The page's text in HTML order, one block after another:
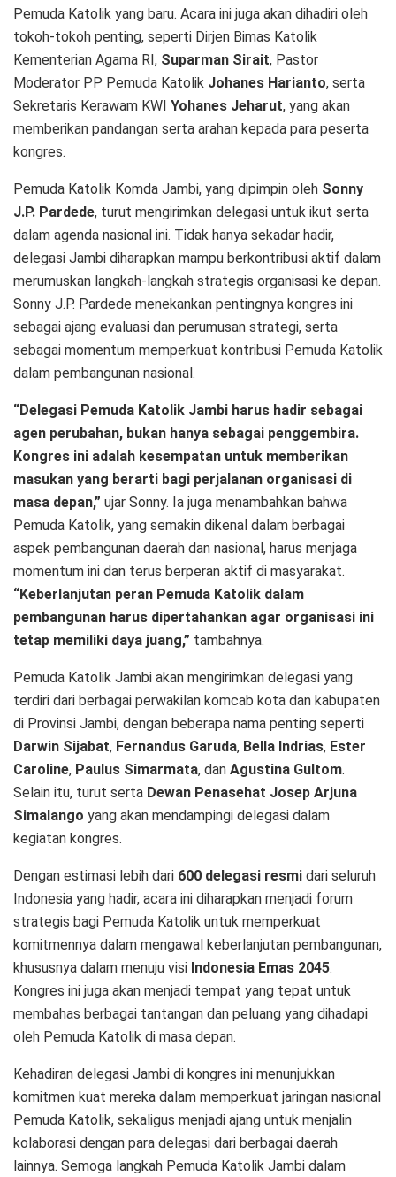
Pemuda Katolik yang baru. Acara ini juga akan dihadiri oleh
tokoh-tokoh penting, seperti Dirjen Bimas Katolik
Kementerian Agama RI, Suparman Sirait, Pastor
Moderator PP Pemuda Katolik Johanes Harianto, serta
Sekretaris Kerawam KWI Yohanes Jeharut, yang akan
memberikan pandangan serta arahan kepada para peserta
kongres.
Pemuda Katolik Komda Jambi, yang dipimpin oleh Sonny
J.P. Pardede, turut mengirimkan delegasi untuk ikut serta
dalam agenda nasional ini. Tidak hanya sekadar hadir,
delegasi Jambi diharapkan mampu berkontribusi aktif dalam
merumuskan langkah-langkah strategis organisasi ke depan.
Sonny J.P. Pardede menekankan pentingnya kongres ini
sebagai ajang evaluasi dan perumusan strategi, serta
sebagai momentum memperkuat kontribusi Pemuda Katolik
dalam pembangunan nasional.
“Delegasi Pemuda Katolik Jambi harus hadir sebagai
agen perubahan, bukan hanya sebagai penggembira.
Kongres ini adalah kesempatan untuk memberikan
masukan yang berarti bagi perjalanan organisasi di
masa depan,” ujar Sonny. Ia juga menambahkan bahwa
Pemuda Katolik, yang semakin dikenal dalam berbagai
aspek pembangunan daerah dan nasional, harus menjaga
momentum ini dan terus berperan aktif di masyarakat.
“Keberlanjutan peran Pemuda Katolik dalam
pembangunan harus dipertahankan agar organisasi ini
tetap memiliki daya juang,” tambahnya.
Pemuda Katolik Jambi akan mengirimkan delegasi yang
terdiri dari berbagai perwakilan komcab kota dan kabupaten
di Provinsi Jambi, dengan beberapa nama penting seperti
Darwin Sijabat, Fernandus Garuda, Bella Indrias, Ester
Caroline, Paulus Simarmata, dan Agustina Gultom.
Selain itu, turut serta Dewan Penasehat Josep Arjuna
Simalango yang akan mendampingi delegasi dalam
kegiatan kongres.
Dengan estimasi lebih dari 600 delegasi resmi dari seluruh
Indonesia yang hadir, acara ini diharapkan menjadi forum
strategis bagi Pemuda Katolik untuk memperkuat
komitmennya dalam mengawal keberlanjutan pembangunan,
khususnya dalam menuju visi Indonesia Emas 2045.
Kongres ini juga akan menjadi tempat yang tepat untuk
membahas berbagai tantangan dan peluang yang dihadapi
oleh Pemuda Katolik di masa depan.
Kehadiran delegasi Jambi di kongres ini menunjukkan
komitmen kuat mereka dalam memperkuat jaringan nasional
Pemuda Katolik, sekaligus menjadi ajang untuk menjalin
kolaborasi dengan para delegasi dari berbagai daerah
lainnya. Semoga langkah Pemuda Katolik Jambi dalam